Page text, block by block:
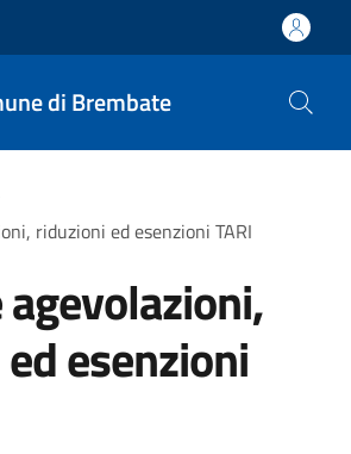
di Brembate
riduzioni ed esenzioni TARI
esenzioni